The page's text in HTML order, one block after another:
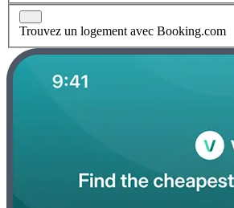
Trouvez un logement avec Booking.com